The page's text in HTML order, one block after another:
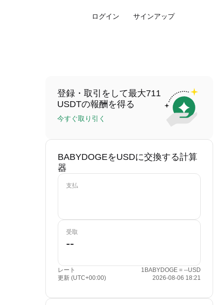
ログイン サインアップ
登録・取引をして最大711
USDTの報酬を得る
今すぐ取り引く
BABYDOGEをUSDに交換する計算
器
支払
受取
レート
1BABYDOGE = --USD
更新 (UTC+00:00)
2026-08-06 18:21